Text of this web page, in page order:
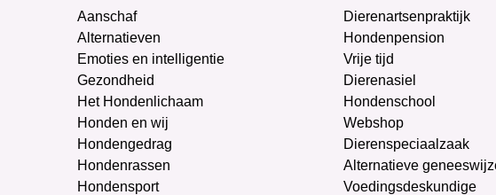
Aanschaf
Alternatieven
Emoties en intelligentie
Gezondheid
Het Hondenlichaam
Honden en wij
Hondengedrag
Hondenrassen
Hondensport
Dierenartsenpraktijk
Hondenpension
Vrije tijd
Dierenasiel
Hondenschool
Webshop
Dierenspeciaalzaak
Alternatieve
Voedingsdeskundige